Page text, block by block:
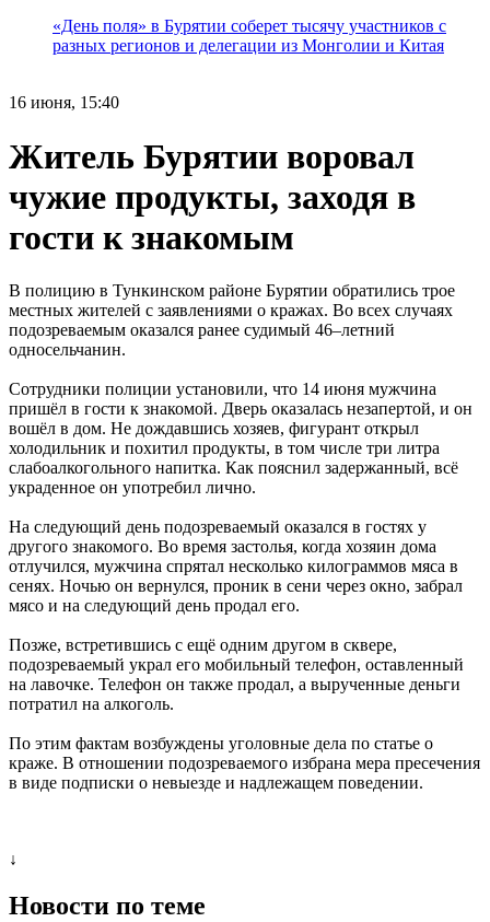
«День поля» в Бурятии соберет тысячу участников с
разных регионов и делегации из Монголии и Китая
16 июня, 15:40
Житель Бурятии воровал
чужие продукты, заходя в
гости к знакомым
В полицию в Тункинском районе Бурятии обратились трое
местных жителей с заявлениями о кражах. Во всех случаях
подозреваемым оказался ранее судимый 46–летний
односельчанин.
Сотрудники полиции установили, что 14 июня мужчина
пришёл в гости к знакомой. Дверь оказалась незапертой, и он
вошёл в дом. Не дождавшись хозяев, фигурант открыл
холодильник и похитил продукты, в том числе три литра
слабоалкогольного напитка. Как пояснил задержанный, всё
украденное он употребил лично.
На следующий день подозреваемый оказался в гостях у
другого знакомого. Во время застолья, когда хозяин дома
отлучился, мужчина спрятал несколько килограммов мяса в
сенях. Ночью он вернулся, проник в сени через окно, забрал
мясо и на следующий день продал его.
Позже, встретившись с ещё одним другом в сквере,
подозреваемый украл его мобильный телефон, оставленный
на лавочке. Телефон он также продал, а вырученные деньги
потратил на алкоголь.
По этим фактам возбуждены уголовные дела по статье о
краже. В отношении подозреваемого избрана мера пресечения
в виде подписки о невыезде и надлежащем поведении.
↓
Новости по теме